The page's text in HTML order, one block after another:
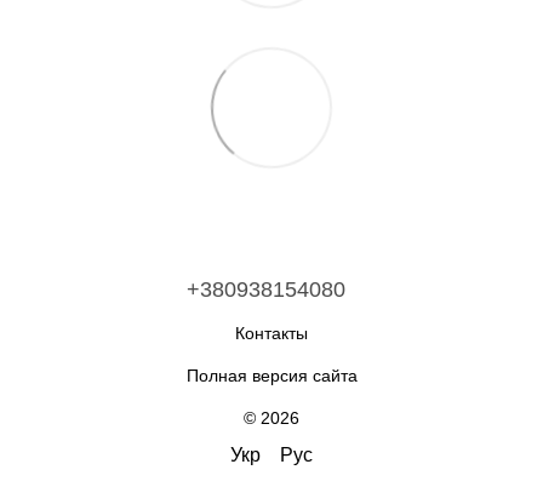
+380938154080
Контакты
Полная версия сайта
© 2026
Укр Рус